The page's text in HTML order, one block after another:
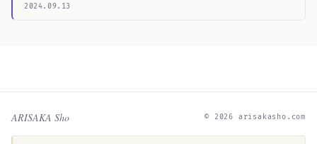
2024.09.13
ARISAKA Sho © 2026 arisakasho.com